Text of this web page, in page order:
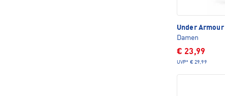
Under Armour
Damen
€ 23,99
UVP* € 29,99